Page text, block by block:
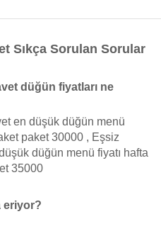
Sıkça Sorulan Sorular
düğün fiyatları ne
en düşük düğün menü
paket 30000 , Eşsiz
düğün menü fiyatı hafta
35000
eriyor?